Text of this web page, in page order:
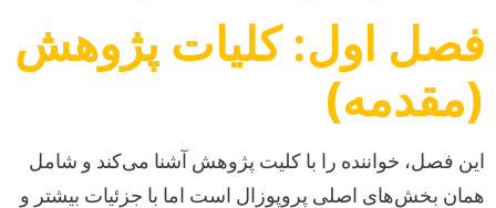
فصل اول: کلیات پژوهش
(مقدمه)
این فصل، خواننده را با کلیت پژوهش آشنا می‌کند و شامل
همان بخش‌های اصلی پروپوزال است اما با جزئیات بیشتر و